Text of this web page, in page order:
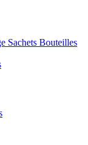
Sachets Bouteilles